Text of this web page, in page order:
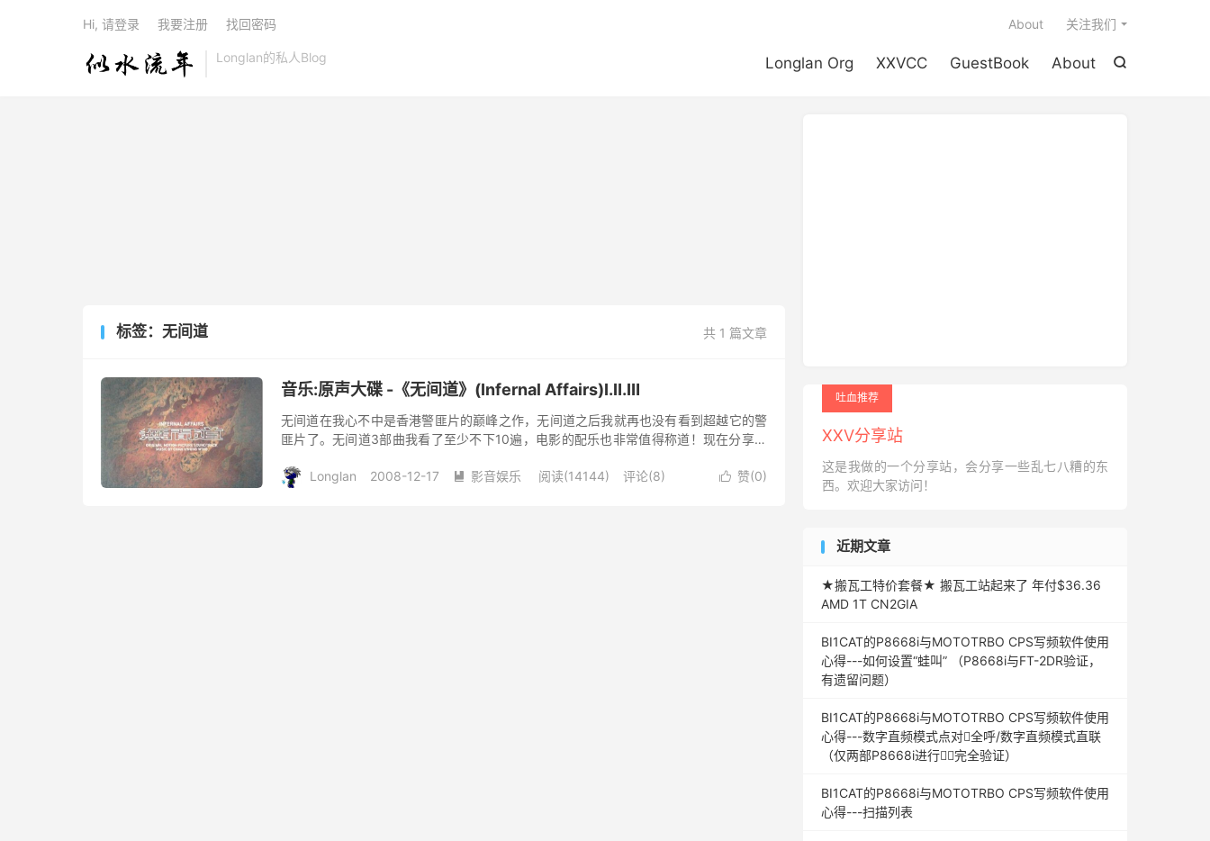
Longlan的私人Blog 
Longlan Org XXVCC GuestBook About
About 关注我们
Hi, 请登录 我要注册 找回密码
共 1 篇文章
标签：无间道
音乐:原声大碟 -《无间道》(Infernal Affairs)Ⅰ.Ⅱ.Ⅲ
无间道在我心不中是香港警匪片的巅峰之作，无间道之后我就再也没有看到超越它的警
匪片了。无间道3部曲我看了至少不下10遍，电影的配乐也非常值得称道！现在分享给
...
 赞(0)
Longlan 2008-12-17  影音娱乐 阅读(14144) 评论(8)
吐血推荐
XXV分享站
这是我做的一个分享站，会分享一些乱七八糟的东
西。欢迎大家访问！
近期文章
★搬瓦工特价套餐★ 搬瓦工站起来了 年付$36.36
AMD 1T CN2GIA
BI1CAT的P8668i与MOTOTRBO CPS写频软件使用
心得---如何设置“蛙叫” （P8668i与FT-2DR验证，
有遗留问题）
BI1CAT的P8668i与MOTOTRBO CPS写频软件使用
心得---数字直频模式点对全呼/数字直频模式直联
（仅两部P8668i进行完全验证）
BI1CAT的P8668i与MOTOTRBO CPS写频软件使用
心得---扫描列表